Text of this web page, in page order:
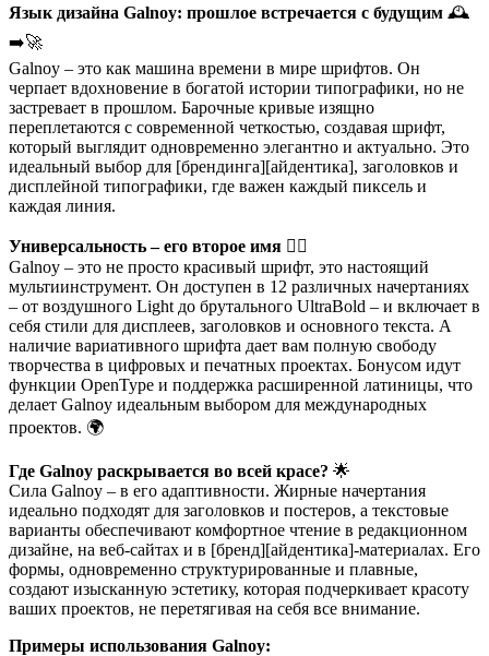
Язык дизайна Galnoy: прошлое встречается с будущим 🕰️
➡️🚀
Galnoy – это как машина времени в мире шрифтов. Он
черпает вдохновение в богатой истории типографики, но не
застревает в прошлом. Барочные кривые изящно
переплетаются с современной четкостью, создавая шрифт,
который выглядит одновременно элегантно и актуально. Это
идеальный выбор для [брендинга][айдентика], заголовков и
дисплейной типографики, где важен каждый пиксель и
каждая линия.
Универсальность – его второе имя 🦸‍♂️
Galnoy – это не просто красивый шрифт, это настоящий
мультиинструмент. Он доступен в 12 различных начертаниях
– от воздушного Light до брутального UltraBold – и включает в
себя стили для дисплеев, заголовков и основного текста. А
наличие вариативного шрифта дает вам полную свободу
творчества в цифровых и печатных проектах. Бонусом идут
функции OpenType и поддержка расширенной латиницы, что
делает Galnoy идеальным выбором для международных
проектов. 🌍
Где Galnoy раскрывается во всей красе? 🌟
Сила Galnoy – в его адаптивности. Жирные начертания
идеально подходят для заголовков и постеров, а текстовые
варианты обеспечивают комфортное чтение в редакционном
дизайне, на веб-сайтах и в [бренд][айдентика]-материалах. Его
формы, одновременно структурированные и плавные,
создают изысканную эстетику, которая подчеркивает красоту
ваших проектов, не перетягивая на себя все внимание.
Примеры использования Galnoy: